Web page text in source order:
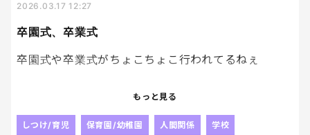
来年、この先生が担任だったらって思ったら、ちょ
「できれば担任は外してほしい」と伝えた。
で、今ジワジワきてる。
卒園式、卒業式
2026.03.17 12:27
卒園式や卒業式がちょこちょこ行われてるねぇ
近所の子供達が、小学校卒業したり
もっと見る
しつけ/育児 保育園/幼稚園 人間関係 学校